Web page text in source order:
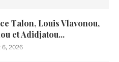
Talon, Louis Vlavonou,
et Adidjatou...
6, 2026